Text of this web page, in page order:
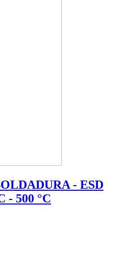
- ESD
- 500 °C